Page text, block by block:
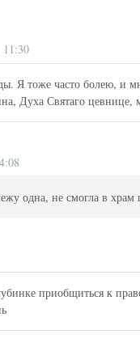
11:30
Я тоже часто болею, и
Духа Святаго
одна, не смогла в храм
приобщиться к